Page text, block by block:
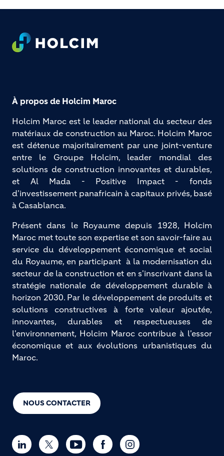
Footer
NOUS CONTACTER
À propos de Holcim Maroc
Holcim Maroc est le leader national du secteur des
matériaux de construction au Maroc. Holcim Maroc
est détenue majoritairement par une joint-venture
entre le Groupe Holcim, leader mondial des
solutions de construction innovantes et durables,
et Al Mada - Positive Impact - fonds
d'investissement panafricain à capitaux privés, basé
à Casablanca.
Présent dans le Royaume depuis 1928, Holcim
Maroc met toute son expertise et son savoir-faire au
service du développement économique et social
du Royaume, en participant à la modernisation du
secteur de la construction et en s'inscrivant dans la
stratégie nationale de développement durable à
horizon 2030. Par le développement de produits et
solutions constructives à forte valeur ajoutée,
innovantes, durables et respectueuses de
l'environnement, Holcim Maroc contribue à l'essor
économique et aux évolutions urbanistiques du
Maroc.